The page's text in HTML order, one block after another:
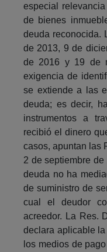
especial
de bienes
deuda reconocida.
de 2013, 9 de
de 2016 y 19 de
exigencia de
se extiende a las
deuda; es decir,
instrumentos a
recibió el dinero
casos, apuntan las
2 de septiembre
deuda no ha
de suministro de
cual el deudor
acreedor. La Res.
declara aplicable
los medios de